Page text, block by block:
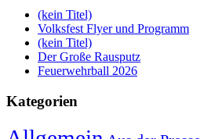
(kein Titel)
Volksfest Flyer und Programm
(kein Titel)
Der Große Rausputz
Feuerwehrball 2026
Kategorien